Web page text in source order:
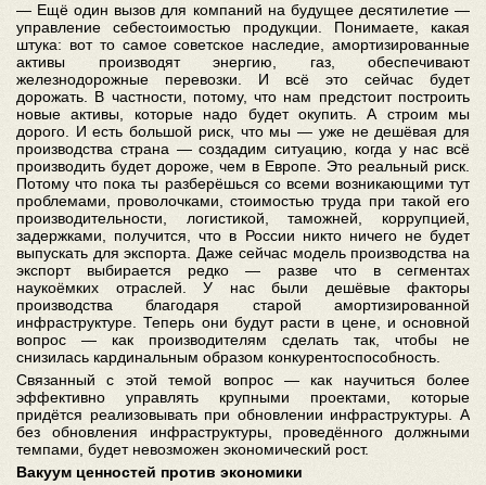
— Ещё один вызов для компаний на будущее десятилетие —
управление себестоимостью продукции. Понимаете, какая
штука: вот то самое советское наследие, амортизированные
активы производят энергию, газ, обеспечивают
железнодорожные перевозки. И всё это сейчас будет
дорожать. В частности, потому, что нам предстоит построить
новые активы, которые надо будет окупить. А строим мы
дорого. И есть большой риск, что мы — уже не дешёвая для
производства страна — создадим ситуацию, когда у нас всё
производить будет дороже, чем в Европе. Это реальный риск.
Потому что пока ты разберёшься со всеми возникающими тут
проблемами, проволочками, стоимостью труда при такой его
производительности, логистикой, таможней, коррупцией,
задержками, получится, что в России никто ничего не будет
выпускать для экспорта. Даже сейчас модель производства на
экспорт выбирается редко — разве что в сегментах
наукоёмких отраслей. У нас были дешёвые факторы
производства благодаря старой амортизированной
инфраструктуре. Теперь они будут расти в цене, и основной
вопрос — как производителям сделать так, чтобы не
снизилась кардинальным образом конкурентоспособность.
Связанный с этой темой вопрос — как научиться более
эффективно управлять крупными проектами, которые
придётся реализовывать при обновлении инфраструктуры. А
без обновления инфраструктуры, проведённого должными
темпами, будет невозможен экономический рост.
Вакуум ценностей против экономики